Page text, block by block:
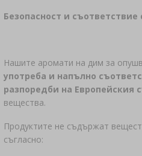
Безопасност и съответствие
Нашите аромати на дим за
употреба и напълно
разпоредби на Европейския
вещества.
Продуктите не съдържат
съгласно: